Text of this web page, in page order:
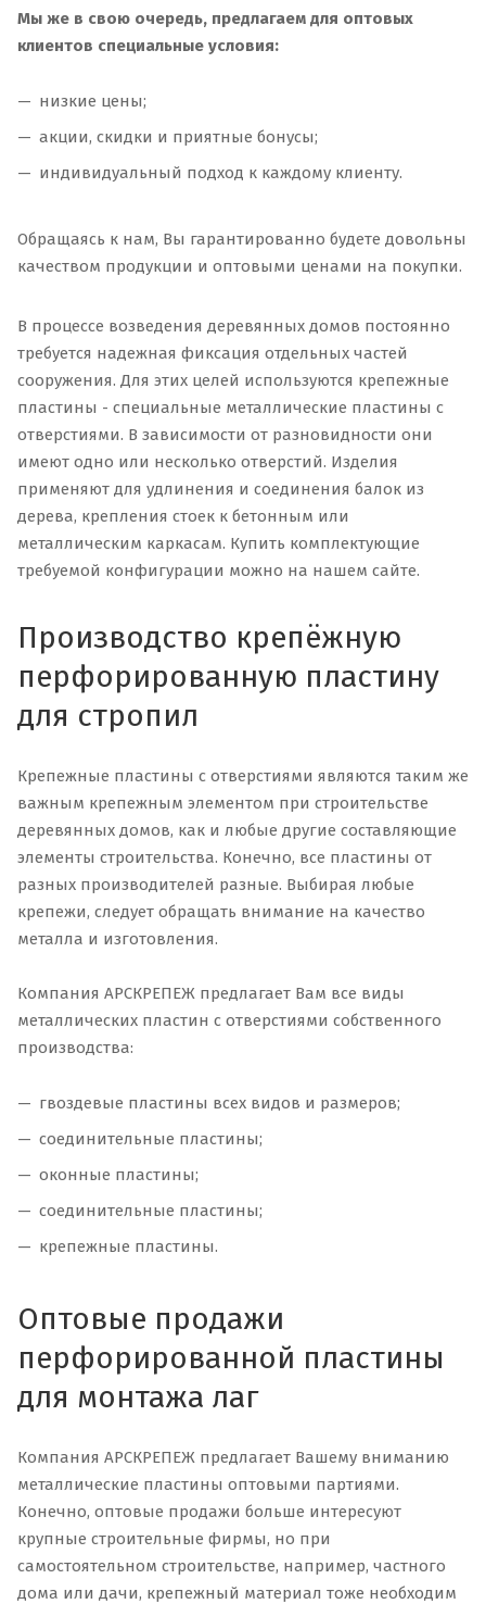
Мы же в свою очередь, предлагаем для оптовых
клиентов специальные условия:
низкие цены;
акции, скидки и приятные бонусы;
индивидуальный подход к каждому клиенту.
Обращаясь к нам, Вы гарантированно будете довольны
качеством продукции и оптовыми ценами на покупки.
В процессе возведения деревянных домов постоянно
требуется надежная фиксация отдельных частей
сооружения. Для этих целей используются крепежные
пластины - специальные металлические пластины с
отверстиями. В зависимости от разновидности они
имеют одно или несколько отверстий. Изделия
применяют для удлинения и соединения балок из
дерева, крепления стоек к бетонным или
металлическим каркасам. Купить комплектующие
требуемой конфигурации можно на нашем сайте.
Производство крепёжную
перфорированную пластину
для стропил
Крепежные пластины с отверстиями являются таким же
важным крепежным элементом при строительстве
деревянных домов, как и любые другие составляющие
элементы строительства. Конечно, все пластины от
разных производителей разные. Выбирая любые
крепежи, следует обращать внимание на качество
металла и изготовления.
Компания АРСКРЕПЕЖ предлагает Вам все виды
металлических пластин с отверстиями собственного
производства:
гвоздевые пластины всех видов и размеров;
соединительные пластины;
оконные пластины;
соединительные пластины;
крепежные пластины.
Оптовые продажи
перфорированной пластины
для монтажа лаг
Компания АРСКРЕПЕЖ предлагает Вашему вниманию
металлические пластины оптовыми партиями.
Конечно, оптовые продажи больше интересуют
крупные строительные фирмы, но при
самостоятельном строительстве, например, частного
дома или дачи, крепежный материал тоже необходим